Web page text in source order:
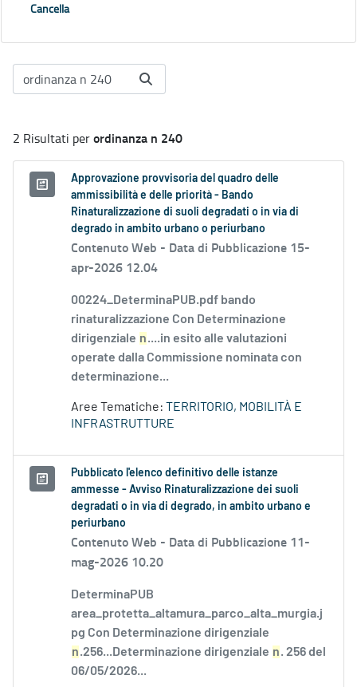
Cancella
2 Risultati perordinanza n 240
Approvazione provvisoria del quadro delle
ammissibilità e delle priorità - Bando
Rinaturalizzazione di suoli degradati o in via di
degrado in ambito urbano o periurbano
Contenuto Web - Data di Pubblicazione 15-
apr-2026 12.04
00224_DeterminaPUB.pdf bando
rinaturalizzazione Con Determinazione
dirigenziale n....in esito alle valutazioni
operate dalla Commissione nominata con
determinazione...
Aree Tematiche: TERRITORIO, MOBILITÀ E
INFRASTRUTTURE
Pubblicato l'elenco definitivo delle istanze
ammesse - Avviso Rinaturalizzazione dei suoli
degradati o in via di degrado, in ambito urbano e
periurbano
Contenuto Web - Data di Pubblicazione 11-
mag-2026 10.20
DeterminaPUB
area_protetta_altamura_parco_alta_murgia.j
pg Con Determinazione dirigenziale
n.256...Determinazione dirigenziale n. 256 del
06/05/2026...